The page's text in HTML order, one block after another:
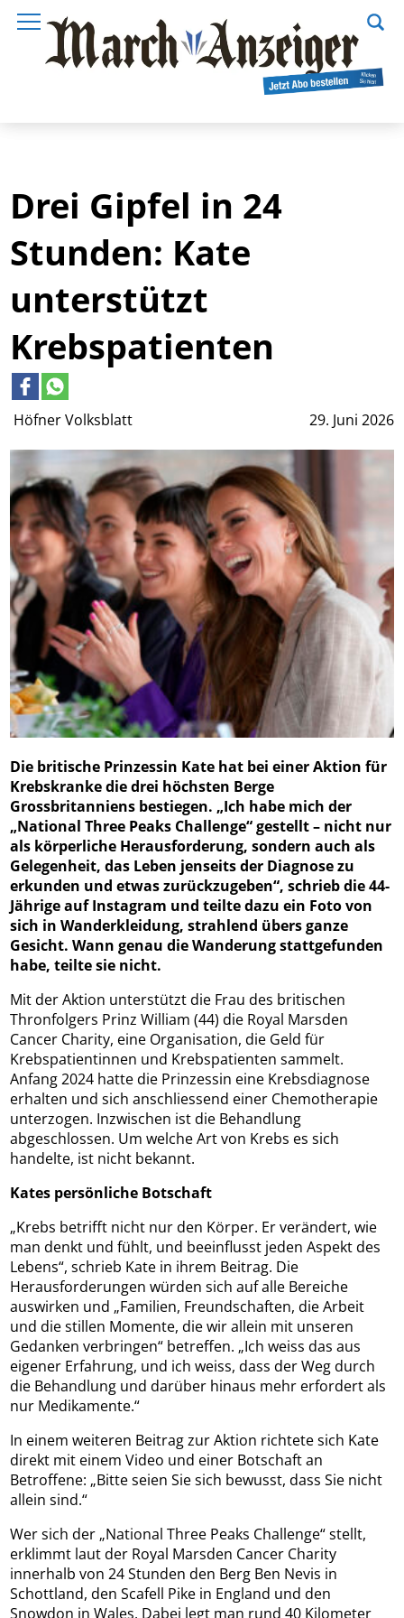
Höfner Volksblatt 29. Juni 2026
Drei Gipfel in 24
Stunden: Kate
unterstützt
Krebspatienten
Die britische Prinzessin Kate hat bei einer Aktion für
Krebskranke die drei höchsten Berge
Grossbritanniens bestiegen. „Ich habe mich der
„National Three Peaks Challenge“ gestellt – nicht nur
als körperliche Herausforderung, sondern auch als
Gelegenheit, das Leben jenseits der Diagnose zu
erkunden und etwas zurückzugeben“, schrieb die 44-
Jährige auf Instagram und teilte dazu ein Foto von
sich in Wanderkleidung, strahlend übers ganze
Gesicht. Wann genau die Wanderung stattgefunden
habe, teilte sie nicht.
Mit der Aktion unterstützt die Frau des britischen
Thronfolgers Prinz William (44) die Royal Marsden
Cancer Charity, eine Organisation, die Geld für
Krebspatientinnen und Krebspatienten sammelt.
Anfang 2024 hatte die Prinzessin eine Krebsdiagnose
erhalten und sich anschliessend einer Chemotherapie
unterzogen. Inzwischen ist die Behandlung
abgeschlossen. Um welche Art von Krebs es sich
handelte, ist nicht bekannt.
Kates persönliche Botschaft
„Krebs betrifft nicht nur den Körper. Er verändert, wie
man denkt und fühlt, und beeinflusst jeden Aspekt des
Lebens“, schrieb Kate in ihrem Beitrag. Die
Herausforderungen würden sich auf alle Bereiche
auswirken und „Familien, Freundschaften, die Arbeit
und die stillen Momente, die wir allein mit unseren
Gedanken verbringen“ betreffen. „Ich weiss das aus
eigener Erfahrung, und ich weiss, dass der Weg durch
die Behandlung und darüber hinaus mehr erfordert als
nur Medikamente.“
In einem weiteren Beitrag zur Aktion richtete sich Kate
direkt mit einem Video und einer Botschaft an
Betroffene: „Bitte seien Sie sich bewusst, dass Sie nicht
allein sind.“
Wer sich der „National Three Peaks Challenge“ stellt,
erklimmt laut der Royal Marsden Cancer Charity
innerhalb von 24 Stunden den Berg Ben Nevis in
Schottland, den Scafell Pike in England und den
Snowdon in Wales. Dabei legt man rund 40 Kilometer